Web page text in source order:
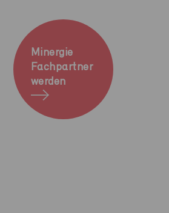
Minergie
Fachpartner
werden